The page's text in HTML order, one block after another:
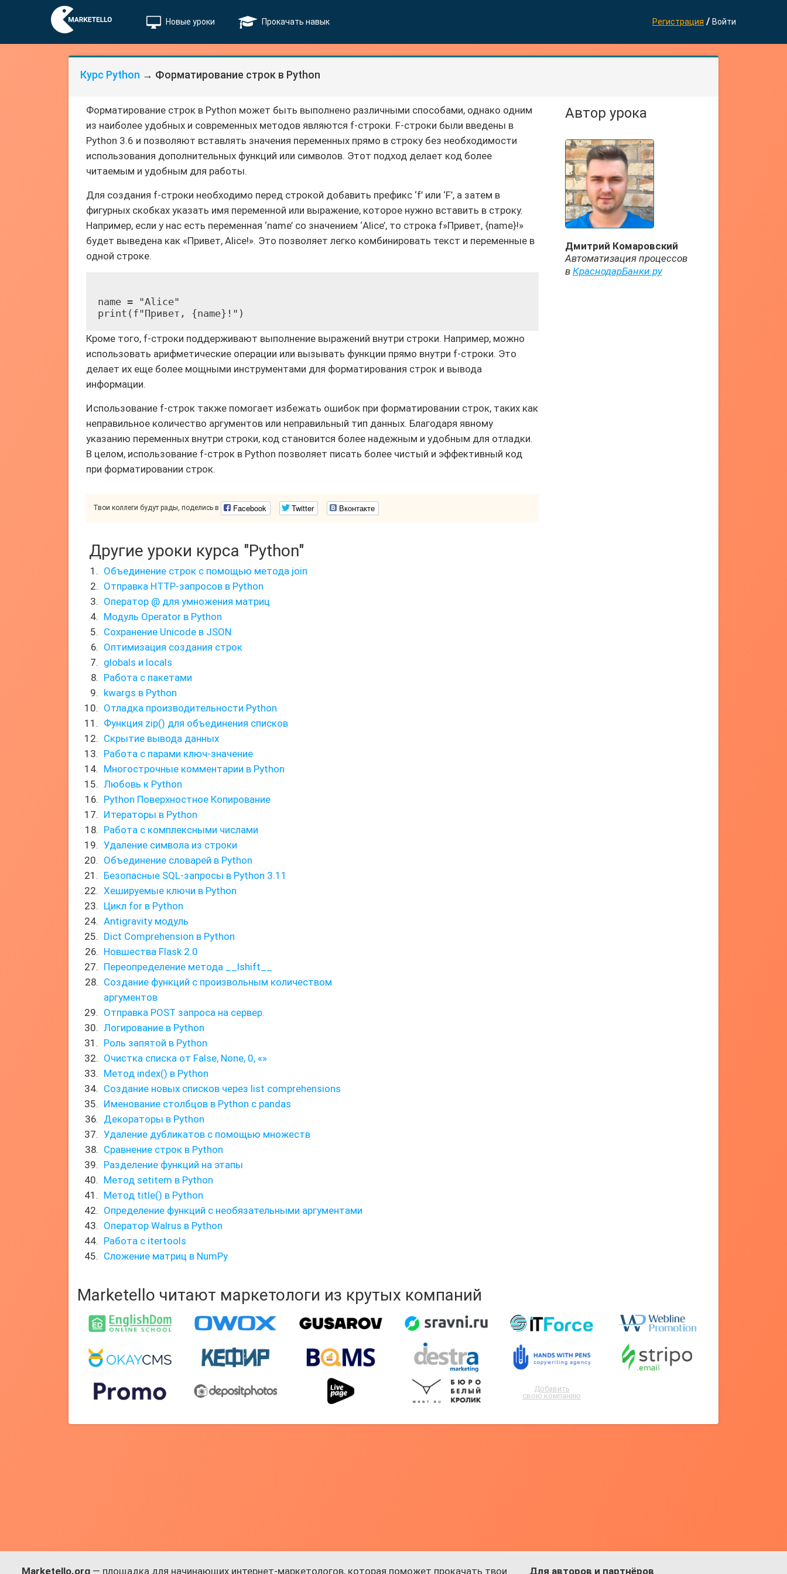
Новые уроки Прокачать навык Регистрация / Войти
Курс Python → Форматирование строк в Python
Форматирование строк в Python может быть выполнено различными способами, однако одним
из наиболее удобных и современных методов являются f-строки. F-строки были введены в
Python 3.6 и позволяют вставлять значения переменных прямо в строку без необходимости
использования дополнительных функций или символов. Этот подход делает код более
читаемым и удобным для работы.
Для создания f-строки необходимо перед строкой добавить префикс ‘f’ или ‘F’, а затем в
фигурных скобках указать имя переменной или выражение, которое нужно вставить в строку.
Например, если у нас есть переменная ‘name’ со значением ‘Alice’, то строка f»Привет, {name}!»
будет выведена как «Привет, Alice!». Это позволяет легко комбинировать текст и переменные в
одной строке.
name = "Alice"
Кроме того, f-строки поддерживают выполнение выражений внутри строки. Например, можно
использовать арифметические операции или вызывать функции прямо внутри f-строки. Это
делает их еще более мощными инструментами для форматирования строк и вывода
информации.
Использование f-строк также помогает избежать ошибок при форматировании строк, таких как
неправильное количество аргументов или неправильный тип данных. Благодаря явному
указанию переменных внутри строки, код становится более надежным и удобным для отладки.
В целом, использование f-строк в Python позволяет писать более чистый и эффективный код
при форматировании строк.
Твои коллеги будут рады, поделись в Facebook Twitter Вконтакте
Автор урока
Дмитрий Комаровский
Автоматизация процессов
в КраснодарБанки.ру
Другие уроки курса "Python"
Объединение строк с помощью метода join
Отправка HTTP-запросов в Python
Оператор @ для умножения матриц
Модуль Operator в Python
Сохранение Unicode в JSON
Оптимизация создания строк
globals и locals
Работа с пакетами
kwargs в Python
Отладка производительности Python
Функция zip() для объединения списков
Скрытие вывода данных
Работа с парами ключ-значение
Многострочные комментарии в Python
Любовь к Python
Python Поверхностное Копирование
Итераторы в Python
Работа с комплексными числами
Удаление символа из строки
Объединение словарей в Python
Безопасные SQL-запросы в Python 3.11
Хешируемые ключи в Python
Цикл for в Python
Antigravity модуль
Dict Comprehension в Python
Новшества Flask 2.0
Переопределение метода __lshift__
Создание функций с произвольным количеством
аргументов
Отправка POST запроса на сервер.
Логирование в Python
Роль запятой в Python
Очистка списка от False, None, 0, «»
Метод index() в Python
Создание новых списков через list comprehensions
Именование столбцов в Python с pandas
Декораторы в Python
Удаление дубликатов с помощью множеств
Сравнение строк в Python
Разделение функций на этапы
Метод setitem в Python
Метод title() в Python
Определение функций с необязательными аргументами
Оператор Walrus в Python
Работа с itertools
Сложение матриц в NumPy
Marketello читают маркетологи из крутых компаний
Добавить
свою компанию
Marketello.org — площадка для начинающих интернет-маркетологов, которая поможет прокачать твои Для авторов и партнёров